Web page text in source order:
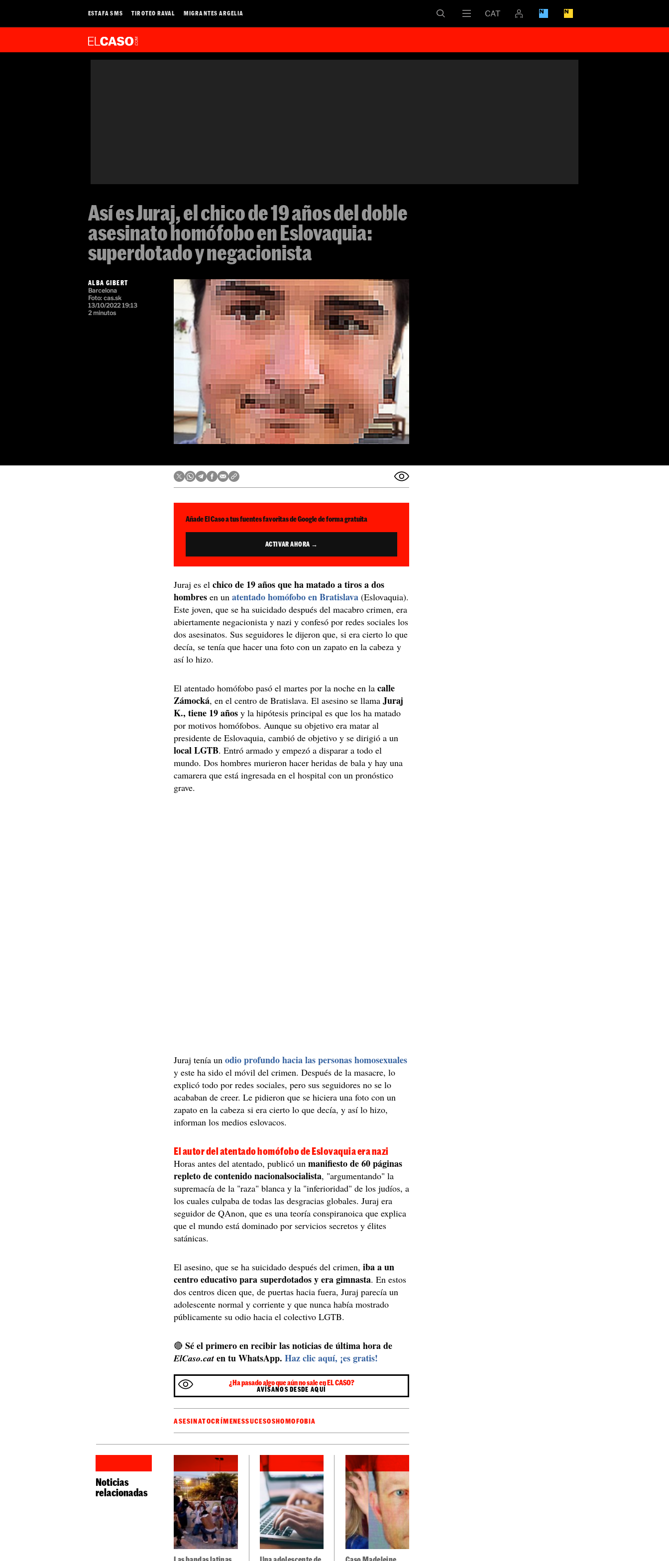
ESTAFA SMS TIROTEO RAVAL MIGRANTES ARGELIA
Así es Juraj, el chico de 19 años del doble
asesinato homófobo en Eslovaquia:
superdotado y negacionista
ALBA GIBERT
Barcelona
Foto: cas.sk
13/10/2022 19:13
2 minutos
Añade El Caso a tus fuentes favoritas de Google de forma gratuita
ACTIVAR AHORA →
Juraj es elchico de 19 años que ha matado a tiros a dos
hombres en unatentado homófobo en Bratislava (Eslovaquia).
Este joven, que se ha suicidado después del macabro crimen, era
abiertamente negacionista y nazi y confesó por redes sociales los
dos asesinatos. Sus seguidores le dijeron que, si era cierto lo que
decía, se tenía que hacer una foto con un zapato en la cabeza y
así lo hizo.
El atentado homófobo pasó el martes por la noche en lacalle
Zámocká, en el centro de Bratislava. El asesino se llamaJuraj
K., tiene 19 años y la hipótesis principal es que los ha matado
por motivos homófobos. Aunque su objetivo era matar al
presidente de Eslovaquia, cambió de objetivo y se dirigió a un
local LGTB. Entró armado y empezó a disparar a todo el
mundo. Dos hombres murieron hacer heridas de bala y hay una
camarera que está ingresada en el hospital con un pronóstico
grave.
Juraj tenía unodio profundo hacia las personas homosexuales
y este ha sido el móvil del crimen. Después de la masacre, lo
explicó todo por redes sociales, pero sus seguidores no se lo
acababan de creer. Le pidieron que se hiciera una foto con un
zapato en la cabeza si era cierto lo que decía, y así lo hizo,
informan los medios eslovacos.
El autor del atentado homófobo de Eslovaquia era nazi
Horas antes del atentado, publicó unmanifiesto de 60 páginas
repleto de contenido nacionalsocialista, "argumentando" la
supremacía de la "raza" blanca y la "inferioridad" de los judíos, a
los cuales culpaba de todas las desgracias globales. Juraj era
seguidor de QAnon, que es una teoría conspiranoica que explica
que el mundo está dominado por servicios secretos y élites
satánicas.
El asesino, que se ha suicidado después del crimen,iba a un
centro educativo para superdotados y era gimnasta. En estos
dos centros dicen que, de puertas hacia fuera, Juraj parecía un
adolescente normal y corriente y que nunca había mostrado
públicamente su odio hacia el colectivo LGTB.
🔴Sé el primero en recibir las noticias de última hora de
ElCaso.cat en tu WhatsApp.Haz clic aquí, ¡es gratis!
¿Ha pasado algo que aún no sale en EL CASO?
AVÍSANOS DESDE AQUÍ
ASESINATOCRÍMENESSUCESOSHOMOFOBIA
Noticias
relacionadas